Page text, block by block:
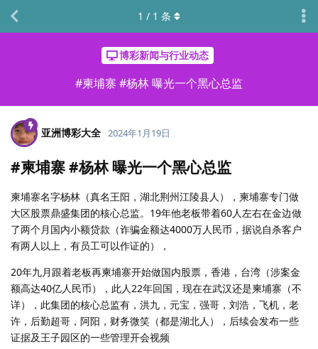
博彩新闻与行业动态
#柬埔寨 #杨林 曝光一个黑心总监
1 / 1 条
亚洲博彩大全 2024年1月19日
#柬埔寨 #杨林 曝光一个黑心总监
柬埔寨名字杨林（真名王阳，湖北荆州江陵县人），柬埔寨专门做
大区股票鼎盛集团的核心总监。19年他老板带着60人左右在金边做
了两个月国内小额贷款（诈骗金额达4000万人民币，据说自杀客户
有两人以上，有员工可以作证的），
20年九月跟着老板再柬埔寨开始做国内股票，香港，台湾（涉案金
额高达40亿人民币），此人22年回国，现在在武汉还是柬埔寨（不
详），此集团的核心总监有，洪九，元宝，强哥，刘浩，飞机，老
许，后勤超哥，阿阳，财务微笑（都是湖北人），后续会发布一些
证据及王子园区的一些管理开会视频